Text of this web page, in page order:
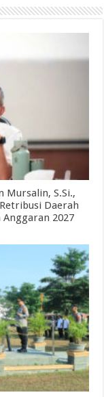
Mursalin, S.Si.,
Daerah
2027